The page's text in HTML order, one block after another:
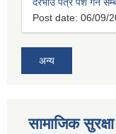
दरभाउ पत्र पेश गर्ने
Post date: 06/09/
अन्य
सामाजिक सुरक्षा